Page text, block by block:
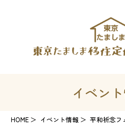
イベン
HOME イベント情報 平和祈念フ